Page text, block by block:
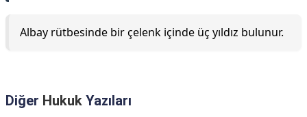
Albay rütbesinde bir çelenk içinde üç yıldız bulunur.
Diğer Hukuk Yazıları